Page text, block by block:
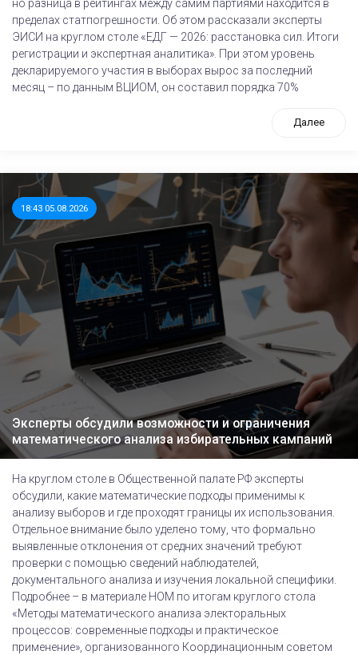
но разница в рейтингах между самим партиями находится в
пределах статпогрешности. Об этом рассказали эксперты
ЭИСИ на круглом столе «ЕДГ — 2026: расстановка сил. Итоги
регистрации и экспертная аналитика». При этом уровень
декларируемого участия в выборах вырос за последний
месяц – по данным ВЦИОМ, он составил порядка 70%
Далее
18:43 05.08.2026
Эксперты обсудили возможности и ограничения
математического анализа избирательных кампаний
На круглом столе в Общественной палате РФ эксперты
обсудили, какие математические подходы применимы к
анализу выборов и где проходят границы их использования.
Отдельное внимание было уделено тому, что формально
выявленные отклонения от средних значений требуют
проверки с помощью сведений наблюдателей,
документального анализа и изучения локальной специфики.
Подробнее – в материале НОМ по итогам круглого стола
«Методы математического анализа электоральных
процессов: современные подходы и практическое
применение», организованного Координационным советом